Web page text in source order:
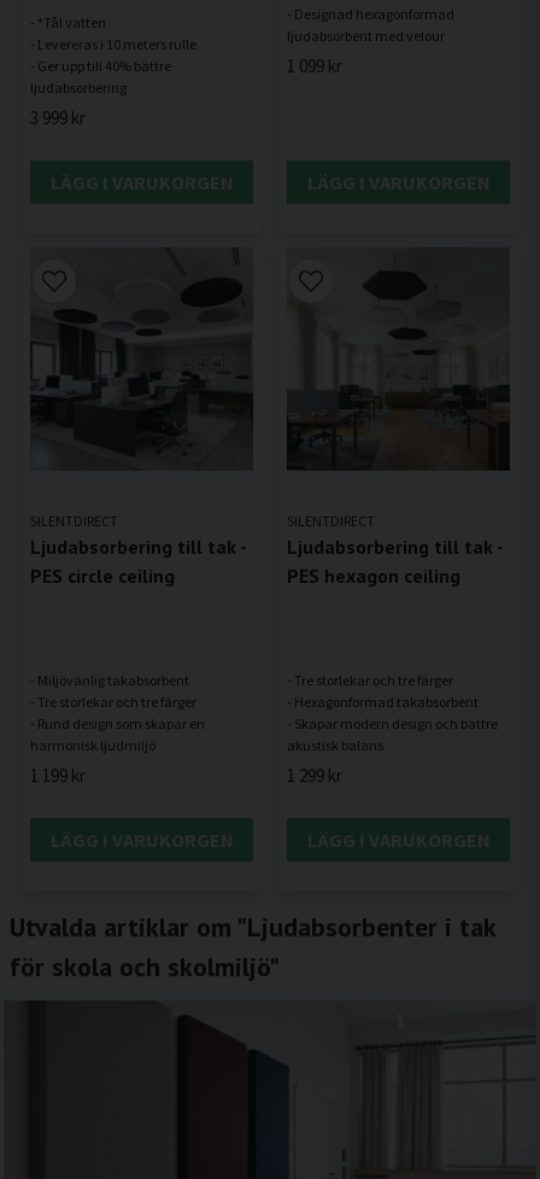
- *Tål vatten
- Levereras i 10 meters rulle
- Ger upp till 40% bättre
3 999 kr
LÄGG I VARUKORGEN
- Designad hexagonformad
1 099 kr
LÄGG I VARUKORGEN
SILENTDIRECT
Ljudabsorbering till tak -
PES circle ceiling
- Miljövänlig takabsorbent
- Tre storlekar och tre färger
- Rund design som skapar en
1 199 kr
LÄGG I VARUKORGEN
SILENTDIRECT
Ljudabsorbering till tak -
PES hexagon ceiling
- Tre storlekar och tre färger
- Hexagonformad takabsorbent
- Skapar modern design och bättre
1 299 kr
LÄGG I VARUKORGEN
Utvalda artiklar om "Ljudabsorbenter i tak
för skola och skolmiljö"